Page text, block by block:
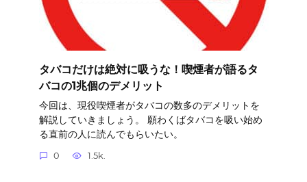
タバコだけは絶対に吸うな！喫煙者が語るタ
バコの1兆個のデメリット
今回は、現役喫煙者がタバコの数多のデメリットを
解説していきましょう。 願わくばタバコを吸い始め
る直前の人に読んでもらいたい。
0 1.5k.